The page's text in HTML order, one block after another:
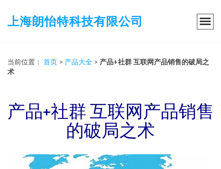
上海朗怡特科技有限公司
当前位置： 首页 > 产品大全 > 产品+社群 互联网产品销售的破局之
术
产品+社群 互联网产品销售
的破局之术